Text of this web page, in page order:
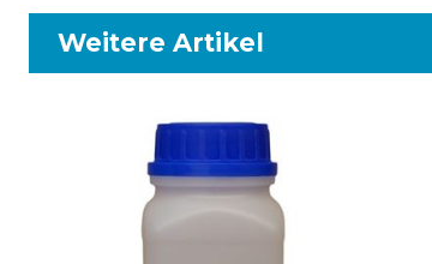
Weitere Artikel